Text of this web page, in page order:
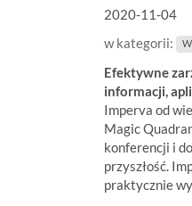
t
ś
w
:
2020-11-04
w kategorii:
Efektywne
informacji,
Imperva od
Magic
konferencji i
przyszłość.
praktycznie